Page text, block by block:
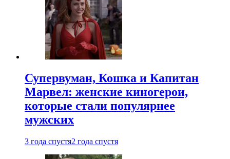
Супервуман, Кошка и Капитан
Марвел: женские киногерои,
которые стали популярнее
мужских
3 года спустя2 года спустя